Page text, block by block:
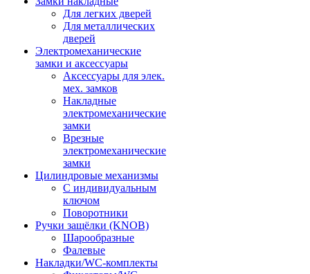
Для легких дверей
Для металлических
дверей
Электромеханические
замки и аксессуары
Аксессуары для элек.
мех. замков
Накладные
электромеханические
замки
Врезные
электромеханические
замки
Цилиндровые механизмы
С индивидуальным
ключом
Поворотники
Ручки защёлки (KNOB)
Шарообразные
Фалевые
Накладки/WC-комплекты